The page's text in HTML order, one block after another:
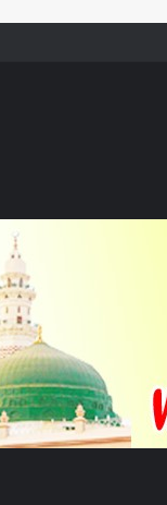
مسجد کسے کہتے ہیں ، اور کیا معتکف فنائے